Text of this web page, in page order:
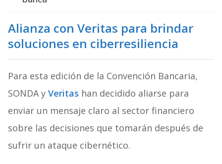
Alianza con Veritas para brindar
soluciones en ciberresiliencia
Para esta edición de la Convención Bancaria,
SONDA yVeritas han decidido aliarse para
enviar un mensaje claro al sector financiero
sobre las decisiones que tomarán después de
sufrir un ataque cibernético.